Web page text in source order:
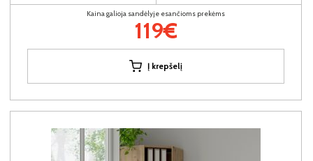
Kaina galioja sandėlyje esančioms prekėms
119€
Į krepšelį